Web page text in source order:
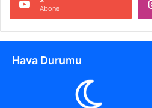
Abone
Hava Durumu